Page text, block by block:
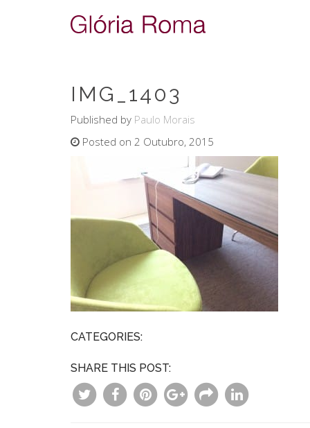
IMG_1403
Published by Paulo Morais
Posted on 2 Outubro, 2015
CATEGORIES:
SHARE THIS POST: